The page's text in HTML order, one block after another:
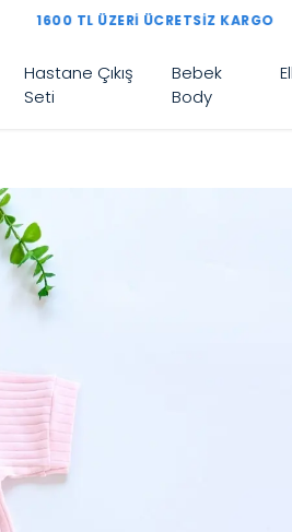
1600 TL ÜZERI ÜCRETSIZ KARGO
Hastane Çıkış
Seti
Bebek
Body